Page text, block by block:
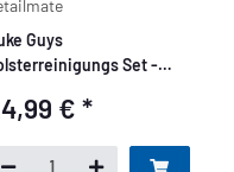
Guys
Set -
€ *